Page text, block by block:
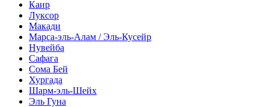
Каир
Луксор
Макади
Марса-эль-Алам / Эль-Кусейр
Нувейба
Сафага
Сома Бей
Хургада
Шарм-эль-Шейх
Эль Гуна